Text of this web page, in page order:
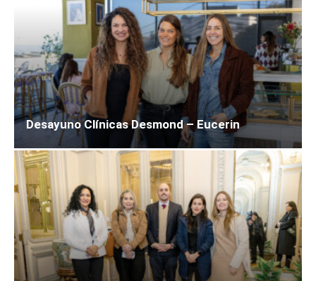
Desayuno Clínicas Desmond – Eucerin